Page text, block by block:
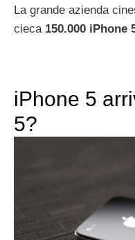
La grande azienda
cieca 150.000 iPhone
iPhone 5
5?